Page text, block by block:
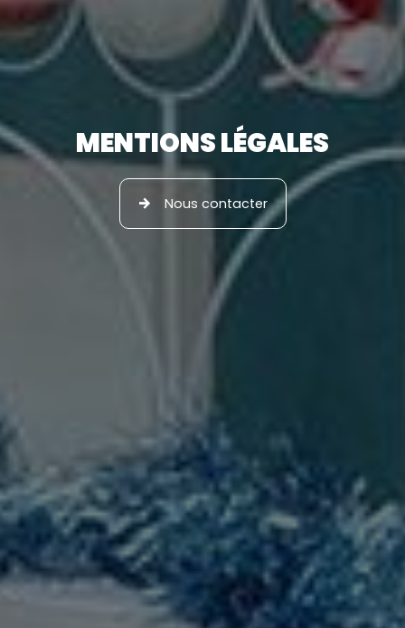
MENTIONS LÉGALES
Nous contacter